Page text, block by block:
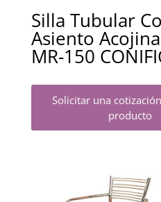
Silla Tubular
Asiento
MR-150
Solicitar una
producto